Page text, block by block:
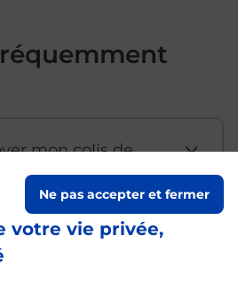
votre vie privée,
Ne pas accepter et fermer
mon colis de
un
depuis un